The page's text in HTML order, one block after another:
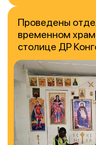
Проведены
временном
столице ДР